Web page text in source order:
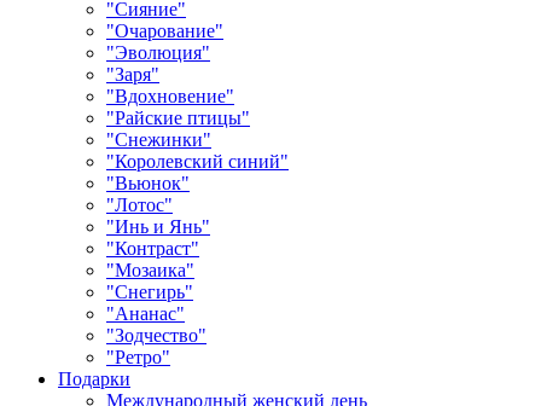
"Сияние"
"Очарование"
"Эволюция"
"Заря"
"Вдохновение"
"Райские птицы"
"Снежинки"
"Королевский синий"
"Вьюнок"
"Лотос"
"Инь и Янь"
"Контраст"
"Мозаика"
"Снегирь"
"Ананас"
"Зодчество"
"Ретро"
Подарки
Международный женский день